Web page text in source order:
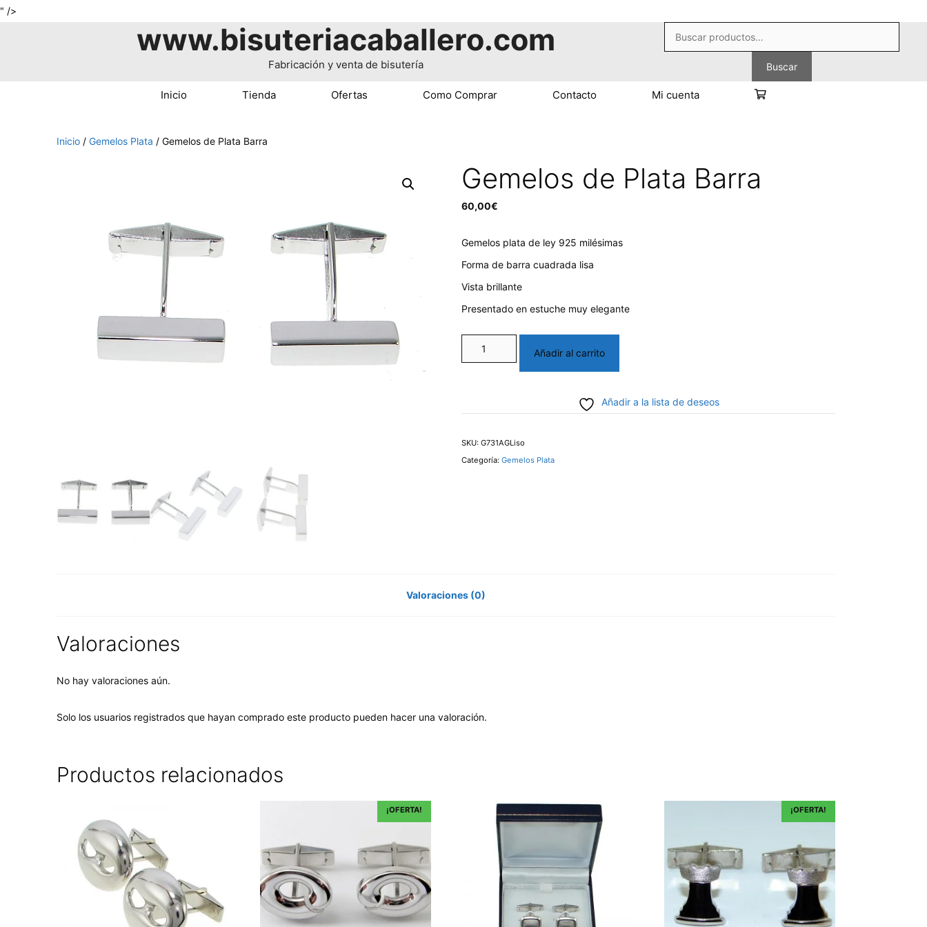
" />
Buscar
por:
Buscar
www.bisuteriacaballero.com
Fabricación y venta de bisutería
Inicio Tienda Ofertas Como Comprar Contacto Mi cuenta
Inicio / Gemelos Plata / Gemelos de Plata Barra
Gemelos de Plata Barra
60,00€
Gemelos plata de ley 925 milésimas
Forma de barra cuadrada lisa
Vista brillante
Presentado en estuche muy elegante
Gemelos
de
Barra
Añadir al carrito
Añadir a la lista de deseos
SKU:G731AGLiso
Categoría:Gemelos Plata
Valoraciones (0)
Valoraciones
No hay valoraciones aún.
Solo los usuarios registrados que hayan comprado este producto pueden hacer una valoración.
Productos relacionados
¡OFERTA! ¡OFERTA!